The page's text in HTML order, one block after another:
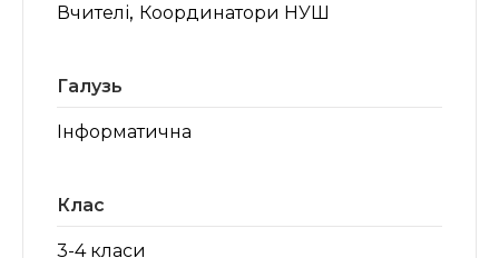
Вчителі, Координатори НУШ
Галузь
Інформатична
Клас
3-4 класи